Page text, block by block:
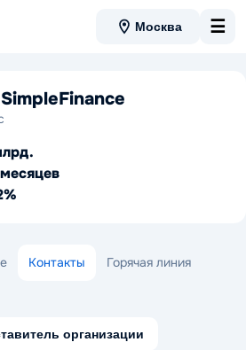
Москва ☰
Контакты Горячая линия
организации